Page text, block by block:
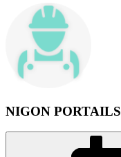
NIGON PORTAILS